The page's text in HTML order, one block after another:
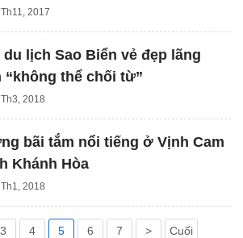
2017
du lịch Sao Biển vẻ đẹp lãng
“không thể chối từ”
2018
bãi tắm nổi tiếng ở Vịnh Cam
Khánh Hòa
2018
3 4 5 6 7 > Cuối